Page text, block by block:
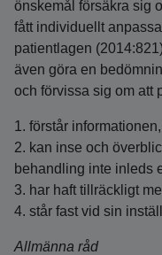
önskemål försäkra sig
fått individuellt
patientlagen
även göra en
och förvissa sig om att
1. förstår informationen,
2. kan inse och
behandling inte inleds
3. har haft tillräckligt
4. står fast vid sin
Allmänna råd